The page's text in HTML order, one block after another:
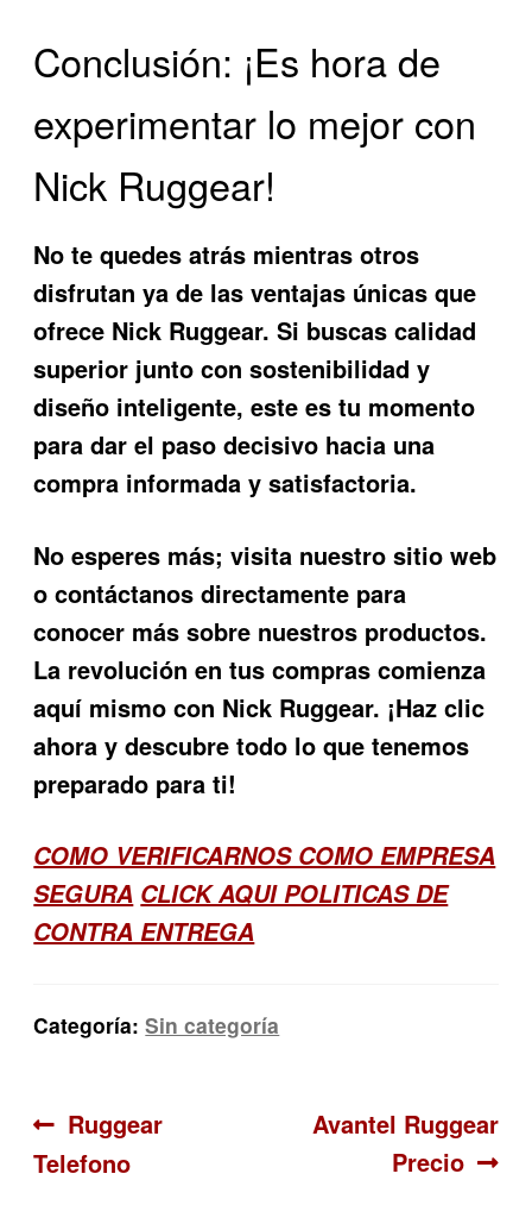
Conclusión: ¡Es hora de
experimentar lo mejor con
Nick Ruggear!
No te quedes atrás mientras otros
disfrutan ya de las ventajas únicas que
ofrece Nick Ruggear. Si buscas calidad
superior junto con sostenibilidad y
diseño inteligente, este es tu momento
para dar el paso decisivo hacia una
compra informada y satisfactoria.
No esperes más; visita nuestro sitio web
o contáctanos directamente para
conocer más sobre nuestros productos.
La revolución en tus compras comienza
aquí mismo con Nick Ruggear. ¡Haz clic
ahora y descubre todo lo que tenemos
preparado para ti!
COMO VERIFICARNOS COMO EMPRESA
SEGURA CLICK AQUI POLITICAS DE
CONTRA ENTREGA
Categoría:Sin categoría
Navegación
de
Anterior:
Ruggear
Telefono
Siguiente:
Avantel Ruggear
Precio